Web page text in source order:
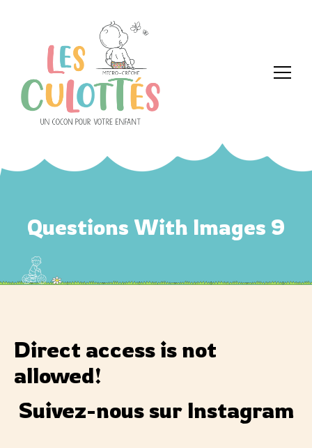
Questions With Images 9
Direct access is not
allowed!
Suivez-nous sur Instagram